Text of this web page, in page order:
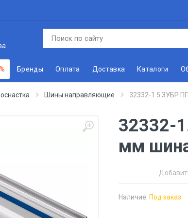
Бренды Оплата Доставка Каталоги
Шины направляющие 32332-1.5 ЗУБР
32332-
мм
Наличие: Под заказ